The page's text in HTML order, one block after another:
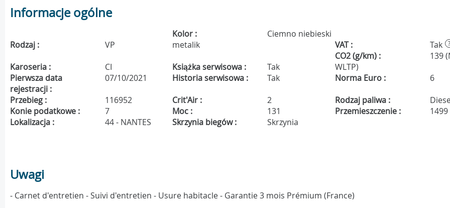
Informacje ogólne
Rodzaj : VP
Kolor :
Ciemno niebieski
metalik
VAT : Tak ?
Karoseria : CI Książka serwisowa : Tak
CO2 (g/km) :
139
WLTP)
Pierwsza data
rejestracji :
07/10/2021 Historia serwisowa : Tak Norma Euro :
6
Przebieg :
116952 Crit'Air : 2 Rodzaj paliwa :
Konie podatkowe :
7 Moc : 131 Przemieszczenie :
1499
Lokalizacja :
44 - NANTES Skrzynia biegów : Skrzynia
Uwagi
- Carnet d'entretien - Suivi d'entretien - Usure habitacle - Garantie 3 mois Prémium (France)